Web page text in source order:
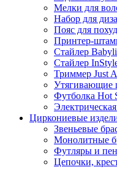
Мелки для
Набор для
Пояс для
Принтер-
Стайлер
Стайлер
Триммер Just
Утягивающие
Футболка Hot
Циркониевые
Звеньевые
Монолитные
Футляры и
Цепочки,